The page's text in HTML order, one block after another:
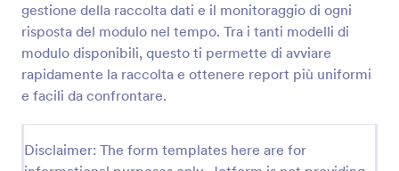
gestione della raccolta dati e il monitoraggio di ogni
risposta del modulo nel tempo. Tra i tanti modelli di
modulo disponibili, questo ti permette di avviare
rapidamente la raccolta e ottenere report più uniformi
e facili da confrontare.
Disclaimer: The form templates here are for
Modulo Di Riferimento Bancario
Raccogli e gestisci richieste di referenza bancaria da
privati o aziende con il Modulo di Riferimento
Bancario di Jotform, utile per banche, studi
velocizzare la raccolta dati online.
Go to Category:
Moduli Banking